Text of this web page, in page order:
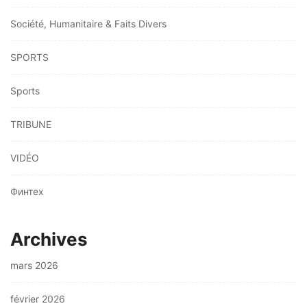
Société, Humanitaire & Faits Divers
SPORTS
Sports
TRIBUNE
VIDÉO
Финтех
Archives
mars 2026
février 2026